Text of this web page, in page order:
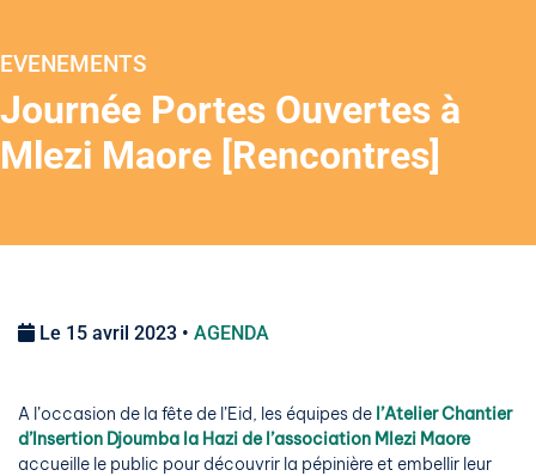
EVENEMENTS
Journée Portes Ouvertes à
Mlezi Maore [Rencontres]
Le 15 avril 2023 • AGENDA
A l’occasion de la fête de l’Eid, les équipes de l’Atelier Chantier
d’Insertion Djoumba la Hazi de l’association Mlezi Maore
accueille le public pour découvrir la pépinière et embellir leur